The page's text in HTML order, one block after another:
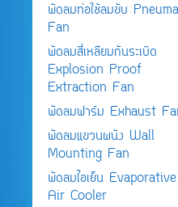
พัดลมท่อใช้ลมขับ
Fan
พัดลมสี่เหลียมกันระเบิด
Explosion Proof
Extraction Fan
พัดลมฟาร์ม Exhaust
พัดลมแขวนผนัง Wall
Mounting Fan
พัดลมไอเย็น Evaporative
Air Cooler